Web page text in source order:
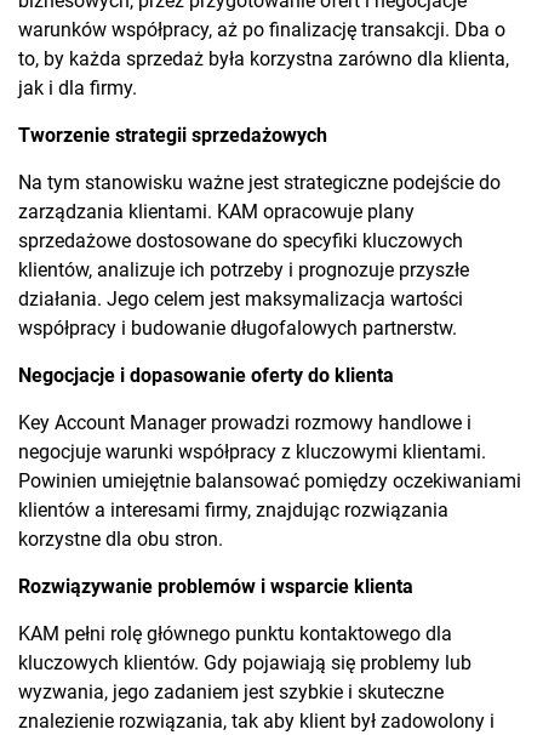
warunków współpracy, aż po finalizację transakcji. Dba o
to, by każda sprzedaż była korzystna zarówno dla klienta,
jak i dla firmy.
Tworzenie strategii sprzedażowych
Na tym stanowisku ważne jest strategiczne podejście do
zarządzania klientami. KAM opracowuje plany
sprzedażowe dostosowane do specyfiki kluczowych
klientów, analizuje ich potrzeby i prognozuje przyszłe
działania. Jego celem jest maksymalizacja wartości
współpracy i budowanie długofalowych partnerstw.
Negocjacje i dopasowanie oferty do klienta
Key Account Manager prowadzi rozmowy handlowe i
negocjuje warunki współpracy z kluczowymi klientami.
Powinien umiejętnie balansować pomiędzy oczekiwaniami
klientów a interesami firmy, znajdując rozwiązania
korzystne dla obu stron.
Rozwiązywanie problemów i wsparcie klienta
KAM pełni rolę głównego punktu kontaktowego dla
kluczowych klientów. Gdy pojawiają się problemy lub
wyzwania, jego zadaniem jest szybkie i skuteczne
znalezienie rozwiązania, tak aby klient był zadowolony i